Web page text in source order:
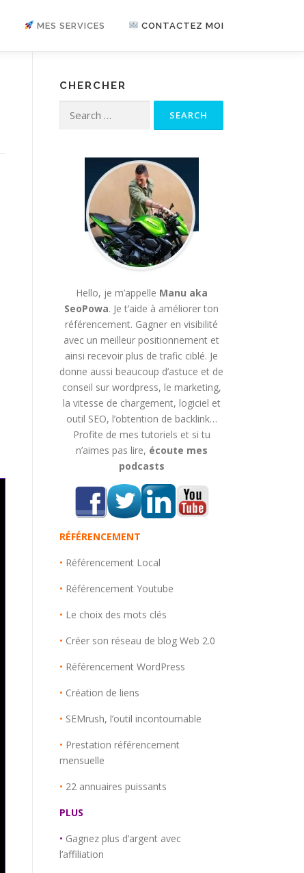
MES SERVICES CONTACTEZ MOI
CHERCHER
Search for:
Hello, je m’appelle Manu aka
SeoPowa. Je t’aide à améliorer ton
référencement. Gagner en visibilité
avec un meilleur positionnement et
ainsi recevoir plus de trafic ciblé. Je
donne aussi beaucoup d’astuce et de
conseil sur wordpress, le marketing,
la vitesse de chargement, logiciel et
outil SEO, l’obtention de backlink…
Profite de mes tutoriels et si tu
n’aimes pas lire, écoute mes
podcasts
RÉFÉRENCEMENT
• Référencement Local
• Référencement Youtube
• Le choix des mots clés
• Créer son réseau de blog Web 2.0
• Référencement WordPress
• Création de liens
• SEMrush, l’outil incontournable
• Prestation référencement
mensuelle
• 22 annuaires puissants
PLUS
• Gagnez plus d’argent avec
l’affiliation